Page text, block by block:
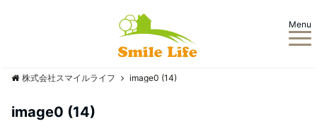
Menu
株式会社スマイルライフ image0 (14)
image0 (14)